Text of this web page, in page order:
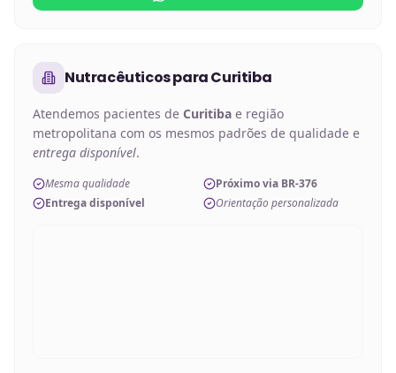
NutracêuticosparaCuritiba
Atendemos pacientes de Curitiba e região
metropolitana com os mesmos padrões de qualidade e
entrega disponível.
Mesma qualidade
Próximo via BR-376
Entrega disponível
Orientação personalizada